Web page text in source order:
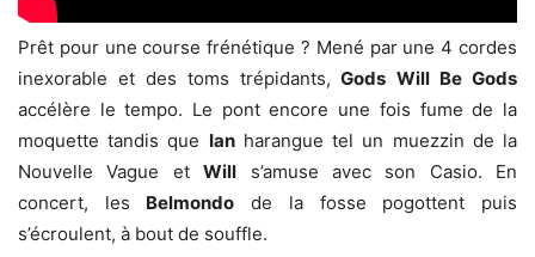
Prêt pour une course frénétique ? Mené par une 4 cordes
inexorable et des toms trépidants, Gods Will Be Gods
accélère le tempo. Le pont encore une fois fume de la
moquette tandis que Ianharangue tel un muezzin de la
Nouvelle Vague etWill s’amuse avec son Casio. En
concert, les Belmondo de la fosse pogottent puis
s’écroulent, à bout de souffle.